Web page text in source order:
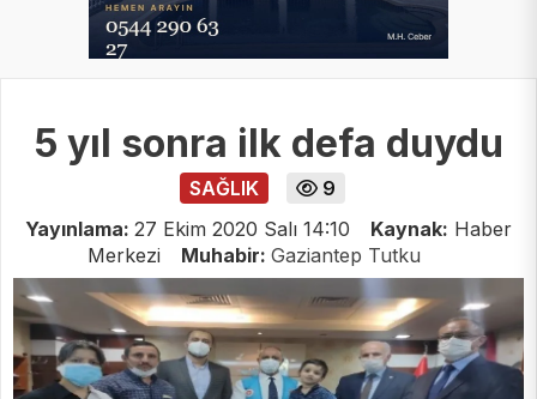
5 yıl sonra ilk defa duydu
SAĞLIK
9
Yayınlama: 27 Ekim 2020 Salı 14:10 Kaynak: Haber
Merkezi
Muhabir: Gaziantep Tutku